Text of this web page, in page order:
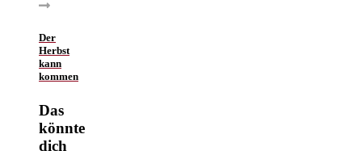
Der
Herbst
kann
kommen
Das
könnte
dich